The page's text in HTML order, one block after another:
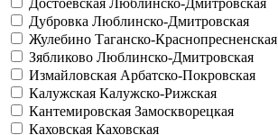
Достоевская Люблинско-Дмитровская
Дубровка Люблинско-Дмитровская
Жулебино Таганско-Краснопресненская
Зябликово Люблинско-Дмитровская
Измайловская Арбатско-Покровская
Калужская Калужско-Рижская
Кантемировская Замоскворецкая
Каховская Каховская